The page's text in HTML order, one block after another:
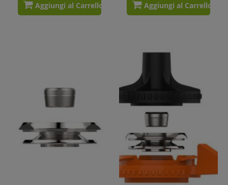
Aggiungi al Carrello
Aggiungi al Carrello